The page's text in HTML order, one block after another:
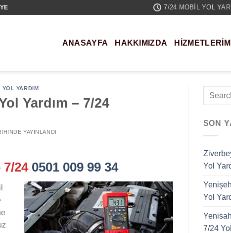
7/24 MOBIL YOL
ANASAYFA HAKKIMIZDA
YARDIM
Yardım – 7/24
YAYINLANDI
7/24 0501 009 99 34
SON
Yol
Yol
7/24